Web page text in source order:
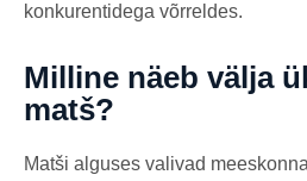
konkurentidega võrreldes.
Milline näeb välja
matš?
Matši alguses valivad